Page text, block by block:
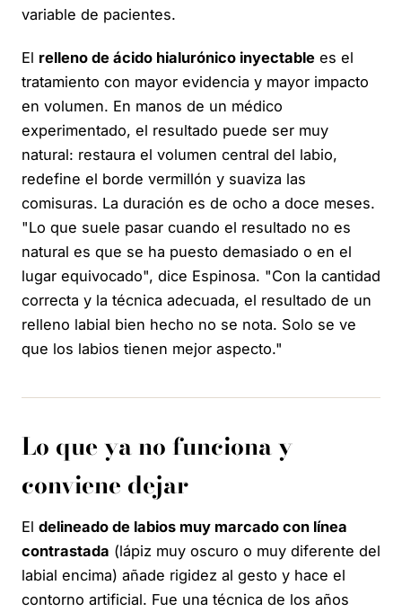
variable de pacientes.
El relleno de ácido hialurónico inyectable es el
tratamiento con mayor evidencia y mayor impacto
en volumen. En manos de un médico
experimentado, el resultado puede ser muy
natural: restaura el volumen central del labio,
redefine el borde vermillón y suaviza las
comisuras. La duración es de ocho a doce meses.
"Lo que suele pasar cuando el resultado no es
natural es que se ha puesto demasiado o en el
lugar equivocado", dice Espinosa. "Con la cantidad
correcta y la técnica adecuada, el resultado de un
relleno labial bien hecho no se nota. Solo se ve
que los labios tienen mejor aspecto."
Lo que ya no funciona y
conviene dejar
El delineado de labios muy marcado con línea
contrastada (lápiz muy oscuro o muy diferente del
labial encima) añade rigidez al gesto y hace el
contorno artificial. Fue una técnica de los años